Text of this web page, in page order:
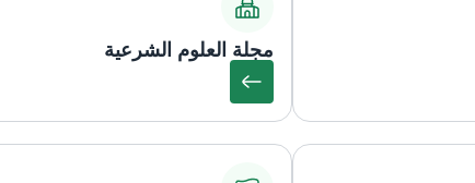
مجلة العلوم الشرعية